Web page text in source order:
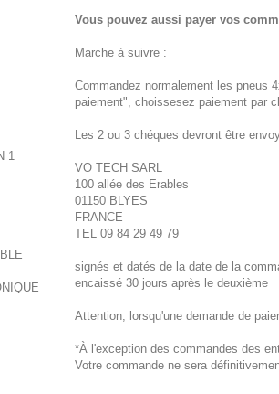
1
Vous pouvez aussi payer vos
Marche à suivre :
Commandez normalement les pneus
paiement", choissesez paiement par
Les 2 ou 3 chéques devront être
VO TECH SARL
100 allée des Erables
01150 BLYES
FRANCE
TEL 09 84 29 49 79
signés et datés de la date de la
encaissé 30 jours après le deuxième
Attention, lorsqu'une demande de
*À l'exception des commandes des
Votre commande ne sera